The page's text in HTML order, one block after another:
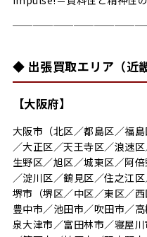
◆ 出張買取エリア（近
【大阪府】
大阪市（北区／都島区／福
／大正区／天王寺区／浪速
生野区／旭区／城東区／阿
／淀川区／鶴見区／住之江区
堺市（堺区／中区／東区／西
豊中市／池田市／吹田市／
泉大津市／富田林市／寝屋